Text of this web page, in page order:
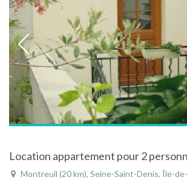
Montreuil (20 km), Seine-Saint-Denis, Île-